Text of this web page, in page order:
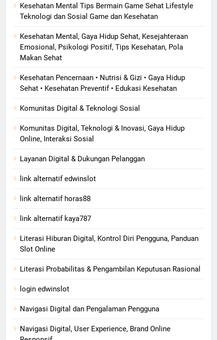
Kesehatan Mental Tips Bermain Game Sehat Lifestyle
Teknologi dan Sosial Game dan Kesehatan
Kesehatan Mental, Gaya Hidup Sehat, Kesejahteraan
Emosional, Psikologi Positif, Tips Kesehatan, Pola
Makan Sehat
Kesehatan Pencernaan • Nutrisi & Gizi • Gaya Hidup
Sehat • Kesehatan Preventif • Edukasi Kesehatan
Komunitas Digital & Teknologi Sosial
Komunitas Digital, Teknologi & Inovasi, Gaya Hidup
Online, Interaksi Sosial
Layanan Digital & Dukungan Pelanggan
link alternatif edwinslot
link alternatif horas88
link alternatif kaya787
Literasi Hiburan Digital, Kontrol Diri Pengguna, Panduan
Slot Online
Literasi Probabilitas & Pengambilan Keputusan Rasional
login edwinslot
Navigasi Digital dan Pengalaman Pengguna
Navigasi Digital, User Experience, Brand Online